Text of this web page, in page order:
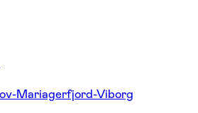
Mariagerfjord-Viborg